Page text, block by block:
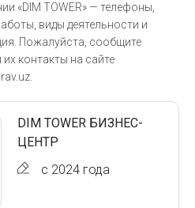
«DIM TOWER» — телефоны,
виды деятельности и
Пожалуйста, сообщите
контакты на сайте
DIM TOWER БИЗНЕС-
ЦЕНТР
с 2024 года